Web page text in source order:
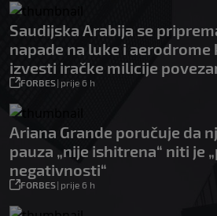
Saudijska Arabija se
napade na luke i aerodrome
izvesti iračke milicije
FORBES| prije 6 h
Ariana Grande poručuje da
pauza „nije ishitrena“ niti je
negativnosti“
FORBES| prije 6 h